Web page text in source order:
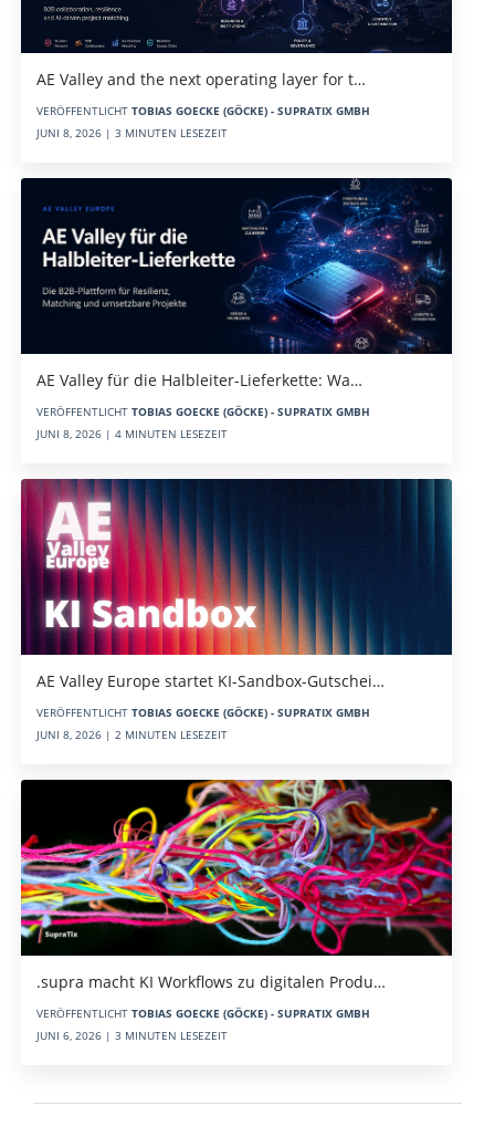
AE Valley and the next operating layer for t…
VERÖFFENTLICHT TOBIAS GOECKE (GÖCKE) - SUPRATIX GMBH
JUNI 8, 2026 | 3 MINUTEN LESEZEIT
AE Valley für die Halbleiter-Lieferkette: Wa…
VERÖFFENTLICHT TOBIAS GOECKE (GÖCKE) - SUPRATIX GMBH
JUNI 8, 2026 | 4 MINUTEN LESEZEIT
AE Valley Europe startet KI-Sandbox-Gutschei…
VERÖFFENTLICHT TOBIAS GOECKE (GÖCKE) - SUPRATIX GMBH
JUNI 8, 2026 | 2 MINUTEN LESEZEIT
.supra macht KI Workflows zu digitalen Produ…
VERÖFFENTLICHT TOBIAS GOECKE (GÖCKE) - SUPRATIX GMBH
JUNI 6, 2026 | 3 MINUTEN LESEZEIT